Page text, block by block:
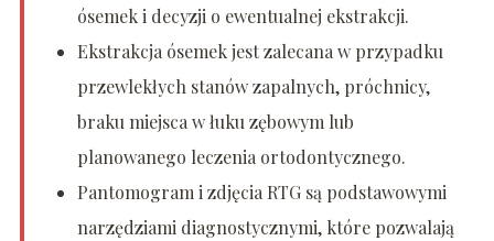
ósemek i decyzji o ewentualnej ekstrakcji.
Ekstrakcja ósemek jest zalecana w przypadku
przewlekłych stanów zapalnych, próchnicy,
braku miejsca w łuku zębowym lub
planowanego leczenia ortodontycznego.
Pantomogram i zdjęcia RTG są podstawowymi
narzędziami diagnostycznymi, które pozwalają